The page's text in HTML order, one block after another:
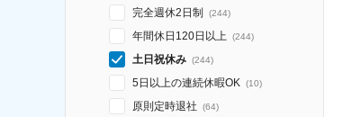
完全週休2日制 (244)
年間休日120日以上 (244)
土日祝休み (244)
5日以上の連続休暇OK (10)
原則定時退社 (64)